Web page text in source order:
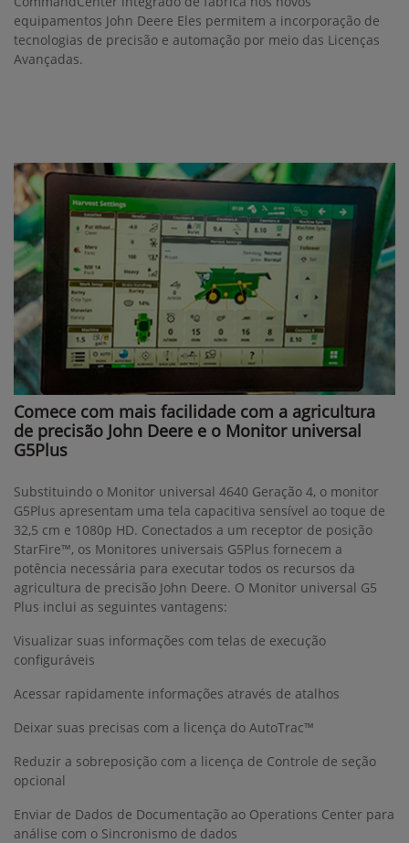
equipamentos John Deere Eles permitem a incorporação de
tecnologias de precisão e automação por meio das Licenças
Avançadas.
Comece com mais facilidade com a agricultura
de precisão John Deere e o Monitor universal
G5Plus
Substituindo o Monitor universal 4640 Geração 4, o monitor
G5Plus apresentam uma tela capacitiva sensível ao toque de
32,5 cm e 1080p HD. Conectados a um receptor de posição
StarFire™, os Monitores universais G5Plus fornecem a
potência necessária para executar todos os recursos da
agricultura de precisão John Deere. O Monitor universal G5
Plus inclui as seguintes vantagens:
Visualizar suas informações com telas de execução
configuráveis
Acessar rapidamente informações através de atalhos
Deixar suas precisas com a licença do AutoTrac™
Reduzir a sobreposição com a licença de Controle de seção
opcional
Enviar de Dados de Documentação ao Operations Center para
análise com o Sincronismo de dados